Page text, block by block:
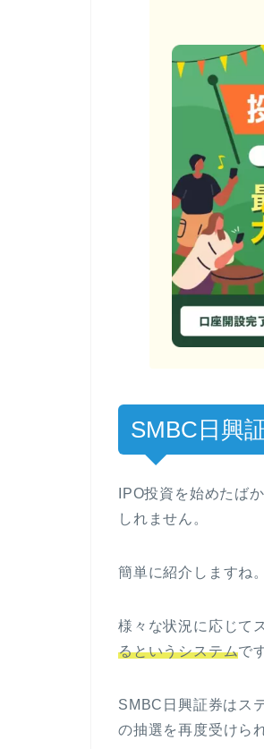
SMBC日興
IPO投資を始めたば
しれません。
簡単に紹介しますね。
様々な状況に応じて
るというシステムで
SMBC日興証券はス
の抽選を再度受けら